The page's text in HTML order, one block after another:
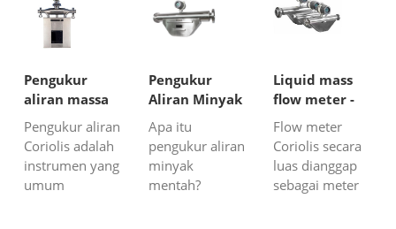
Pengukur
aliran massa
Coriolis untuk
mengukur
aliran minyak
Pengukur aliran
Coriolis adalah
instrumen yang
umum
Pengukur
Aliran Minyak
Mentah
Apa itu
pengukur aliran
minyak
mentah?
Liquid mass
flow meter -
Coriolis flow
meter
Flow meter
Coriolis secara
luas dianggap
sebagai meter